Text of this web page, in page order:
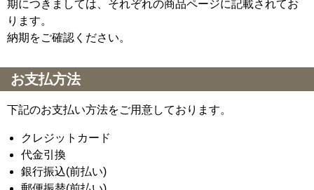
期につきましては、それぞれの商品ページに記載されてお
ります。
納期をご確認ください。
お支払方法
下記のお支払い方法をご用意しております。
クレジットカード
代金引換
銀行振込(前払い)